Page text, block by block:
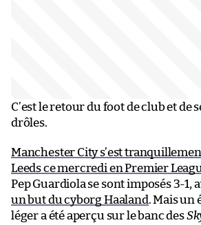
C’est le retour du foot de club et de
drôles.
Manchester City s’est
Leeds ce mercredi en Premier
Pep Guardiola se sont imposés 3-1,
un but du cyborg Haaland . Mais un
léger a été aperçu sur le banc des